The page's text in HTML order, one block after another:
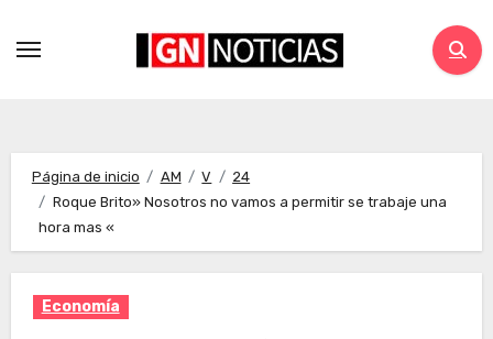
Página de inicio AM V
24
Roque Brito» Nosotros no vamos a permitir se trabaje una
hora mas «
Economía